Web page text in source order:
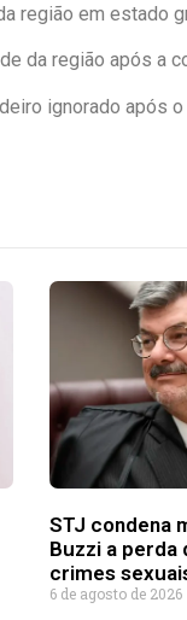
região em estado
da região após a
ignorado após
STJ condena
Buzzi a perda
crimes
6 de agosto de 2026